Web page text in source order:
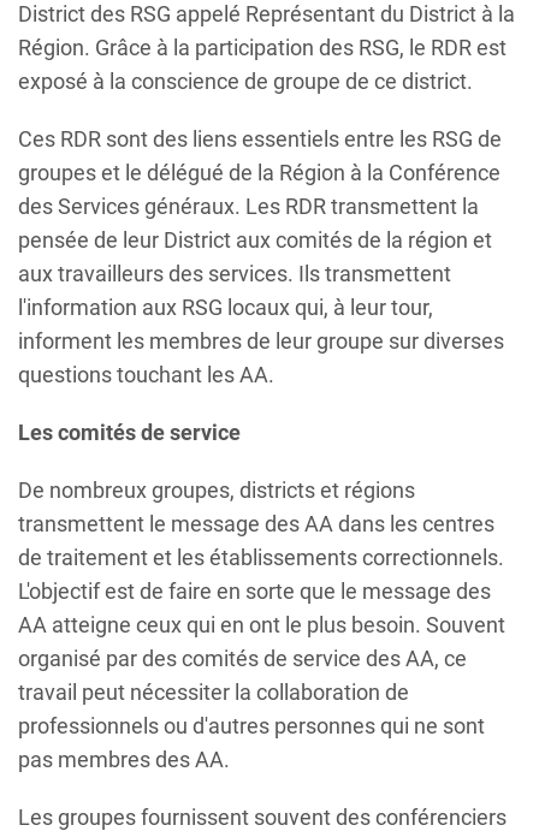
District des RSG appelé Représentant du District à la
Région. Grâce à la participation des RSG, le RDR est
exposé à la conscience de groupe de ce district.
Ces RDR sont des liens essentiels entre les RSG de
groupes et le délégué de la Région à la Conférence
des Services généraux. Les RDR transmettent la
pensée de leur District aux comités de la région et
aux travailleurs des services. Ils transmettent
l'information aux RSG locaux qui, à leur tour,
informent les membres de leur groupe sur diverses
questions touchant les AA.
Les comités de service
De nombreux groupes, districts et régions
transmettent le message des AA dans les centres
de traitement et les établissements correctionnels.
L'objectif est de faire en sorte que le message des
AA atteigne ceux qui en ont le plus besoin. Souvent
organisé par des comités de service des AA, ce
travail peut nécessiter la collaboration de
professionnels ou d'autres personnes qui ne sont
pas membres des AA.
Les groupes fournissent souvent des conférenciers